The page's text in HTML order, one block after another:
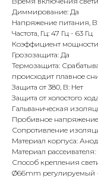
Диммирование: Да
Напряжение питания, В:
Частота, Гц: 47 Гц - 63 Гц
Коэффициент мощности
Грозозащита: Да
Термозащита:
происходит плавное
Защита от 380, В: Нет
Защита от холостого
Гальваническая
Пробивное
Сопротивление
Материал корпуса:
Материал
Способ крепления
Ø66mm регулируемый